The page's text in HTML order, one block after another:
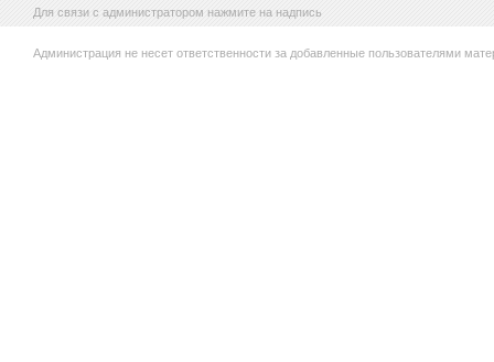
Для связи с администратором нажмите на надпись
Администрация не несет ответственности за добавленные пользователями